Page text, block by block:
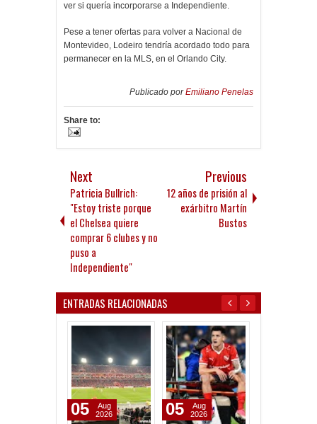
ver si quería incorporarse a Independiente.
Pese a tener ofertas para volver a Nacional de
Montevideo, Lodeiro tendría acordado todo para
permanecer en la MLS, en el Orlando City.
Publicado porEmiliano Penelas
Share to:
Next
Patricia Bullrich:
"Estoy triste porque
el Chelsea quiere
comprar 6 clubes y no
puso a
Independiente"
Previous
12 años de prisión al
exárbitro Martín
Bustos
ENTRADAS RELACIONADAS
05
Aug
2026
05
Aug
2026